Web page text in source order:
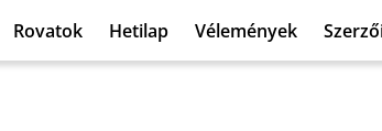
Rovatok Hetilap Vélemények